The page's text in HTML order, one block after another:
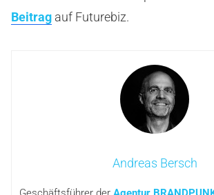
Beitrag auf Futurebiz.
Andreas Bersch